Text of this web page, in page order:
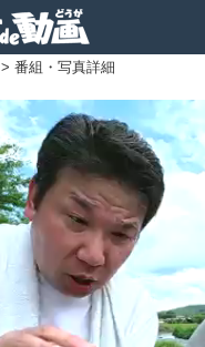
> 番組・写真詳細